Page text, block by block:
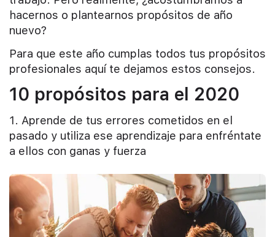
hacernos o plantearnos propósitos de año
nuevo?
Para que este año cumplas todos tus propósitos
profesionales aquí te dejamos estos consejos.
10 propósitos para el 2020
1. Aprende de tus errores cometidos en el
pasado y utiliza ese aprendizaje para enfréntate
a ellos con ganas y fuerza